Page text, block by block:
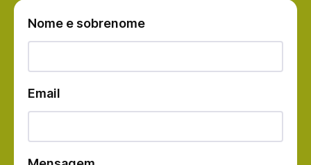
Nome e sobrenome
Email